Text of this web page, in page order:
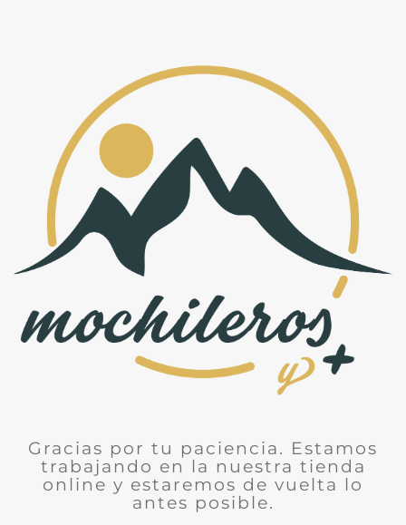
Gracias por tu paciencia. Estamos
trabajando en la nuestra tienda
online y estaremos de vuelta lo
antes posible.